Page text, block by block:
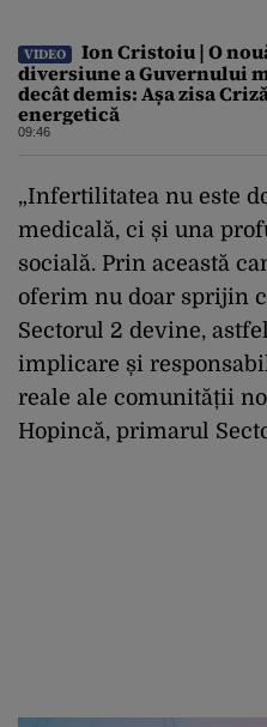
VIDEO
Ion Cristoiu | O
diversiune a Guvernului
decât demis: Așa zisa
energetică
09:46
„Infertilitatea nu este
medicală, ci și una
socială. Prin această
oferim nu doar sprijin
Sectorul 2 devine,
implicare și
reale ale comunității
Hopincă, primarul